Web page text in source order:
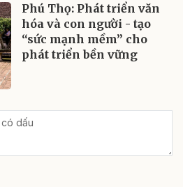
Phú Thọ: Phát triển văn
hóa và con người - tạo
“sức mạnh mềm” cho
phát triển bền vững